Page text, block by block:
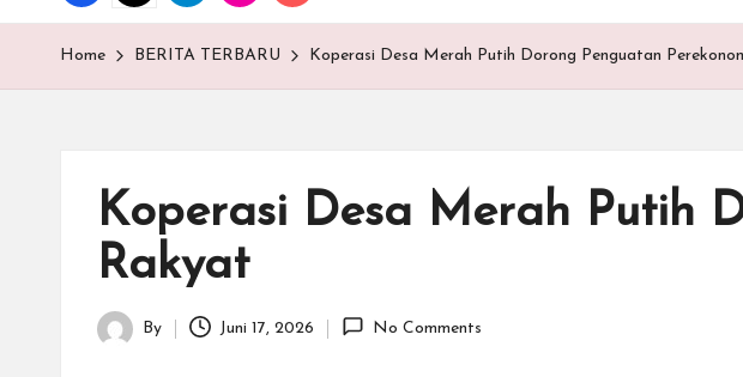
E
M
Home BERITA TERBARU Koperasi Desa Merah Putih Dorong Penguatan
Koperasi Desa Merah Putih
Rakyat
Posted
By Juni 17, 2026 No Comments